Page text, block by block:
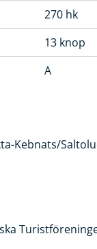
270 hk
13 knop
A
Kebnats/